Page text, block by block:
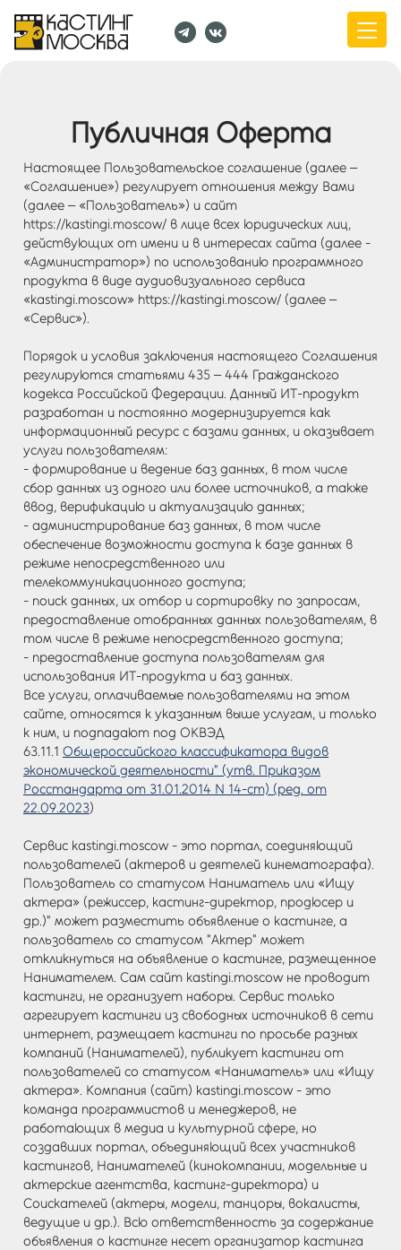
Публичная Оферта
Настоящее Пользовательское соглашение (далее –
«Соглашение») регулирует отношения между Вами
(далее – «Пользователь») и сайт
https://kastingi.moscow/ в лице всех юридических лиц,
действующих от имени и в интересах сайта (далее -
«Администратор») по использованию программного
продукта в виде аудиовизуального сервиса
«kastingi.moscow» https://kastingi.moscow/ (далее –
«Сервис»).
Порядок и условия заключения настоящего Соглашения
регулируются статьями 435 – 444 Гражданского
кодекса Российской Федерации. Данный ИТ-продукт
разработан и постоянно модернизируется как
информационный ресурс с базами данных, и оказывает
услуги пользователям:
- формирование и ведение баз данных, в том числе
сбор данных из одного или более источников, а также
ввод, верификацию и актуализацию данных;
- администрирование баз данных, в том числе
обеспечение возможности доступа к базе данных в
режиме непосредственного или
телекоммуникационного доступа;
- поиск данных, их отбор и сортировку по запросам,
предоставление отобранных данных пользователям, в
том числе в режиме непосредственного доступа;
- предоставление доступа пользователям для
использования ИТ-продукта и баз данных.
Все услуги, оплачиваемые пользователями на этом
сайте, относятся к указанным выше услугам, и только
к ним, и подпадают под ОКВЭД
63.11.1 Общероссийского классификатора видов
экономической деятельности" (утв. Приказом
Росстандарта от 31.01.2014 N 14-ст) (ред. от
22.09.2023)
Сервис kastingi.moscow - это портал, соединяющий
пользователей (актеров и деятелей кинематографа).
Пользователь со статусом Наниматель или «Ищу
актера» (режиссер, кастинг-директор, продюсер и
др.)" может разместить объявление о кастинге, а
пользователь со статусом "Актер" может
откликнуться на объявление о кастинге, размещенное
Нанимателем. Сам сайт kastingi.moscow не проводит
кастинги, не организует наборы. Сервис только
агрегирует кастинги из свободных источников в сети
интернет, размещает кастинги по просьбе разных
компаний (Нанимателей), публикует кастинги от
пользователей со статусом «Наниматель» или «Ищу
актера». Компания (сайт) kastingi.moscow - это
команда программистов и менеджеров, не
работающих в медиа и культурной сфере, но
создавших портал, объединяющий всех участников
кастингов, Нанимателей (кинокомпании, модельные и
актерские агентства, кастинг-директора) и
Соискателей (актеры, модели, танцоры, вокалисты,
ведущие и др.). Всю ответственность за содержание
объявления о кастинге несет организатор кастинга